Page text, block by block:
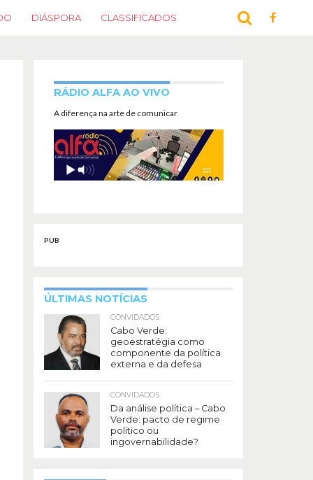
DIÁSPORA CLASSIFICADOS
RÁDIO ALFA AO VIVO
A diferença na arte de comunicar
PUB
ÚLTIMAS NOTÍCIAS
CONVIDADOS
Cabo Verde:
geoestratégia como
componente da política
externa e da defesa
CONVIDADOS
Da análise política – Cabo
Verde: pacto de regime
político ou
ingovernabilidade?